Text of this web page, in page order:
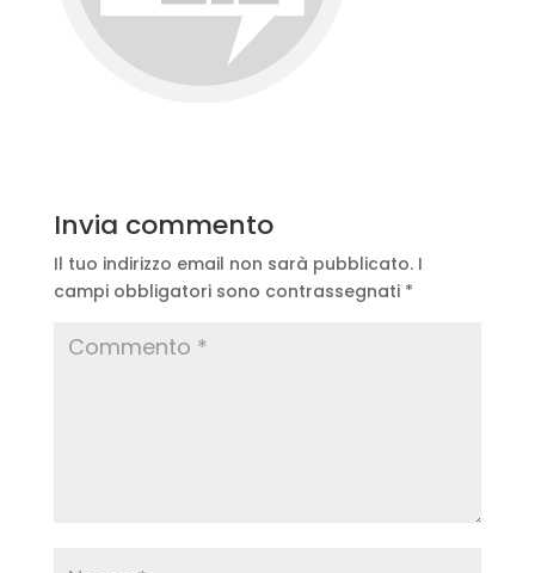
Invia commento
Il tuo indirizzo email non sarà pubblicato. I
campi obbligatori sono contrassegnati *